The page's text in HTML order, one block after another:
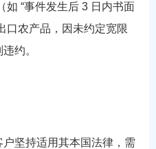
如 “事件发生后 3 日内书面
口农产品，因未约定宽限
约。
坚持适用其本国法律，需